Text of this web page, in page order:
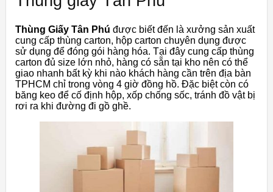
Thùng Giấy Tân Phú được biết đến là xưởng sản xuất
cung cấp thùng carton, hộp carton chuyên dụng được
sử dụng để đóng gói hàng hóa. Tại đây cung cấp thùng
carton đủ size lớn nhỏ, hàng có sẵn tại kho nên có thể
giao nhanh bất kỳ khi nào khách hàng cần trên địa bàn
TPHCM chỉ trong vòng 4 giờ đồng hồ. Đặc biệt còn có
băng keo để cố định hộp, xốp chống sốc, tránh đồ vật bị
rơi ra khi đường đi gồ ghề.